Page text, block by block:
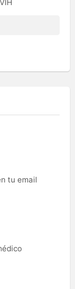
tu email